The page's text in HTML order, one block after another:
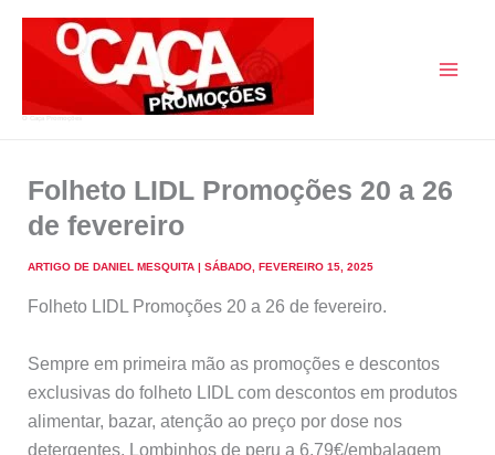
Folheto LIDL Promoções 20 a 26
de fevereiro
ARTIGO DE DANIEL MESQUITA | SÁBADO, FEVEREIRO 15, 2025
Folheto LIDL Promoções 20 a 26 de fevereiro.
Sempre em primeira mão as promoções e descontos
exclusivas do folheto LIDL com descontos em produtos
alimentar, bazar, atenção ao preço por dose nos
detergentes. Lombinhos de peru a 6,79€/embalagem